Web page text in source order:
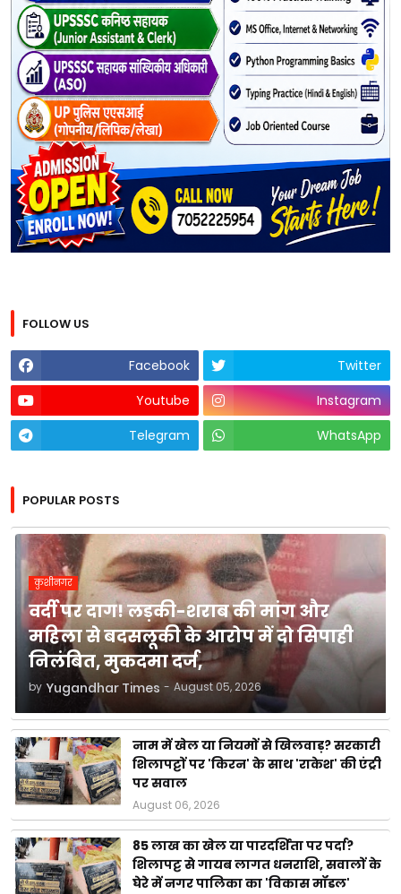
FOLLOW US
Facebook
Twitter
Youtube
Instagram
Telegram
WhatsApp
POPULAR POSTS
कुशीनगर
वर्दी पर दाग! लड़की-शराब की मांग और
महिला से बदसलूकी के आरोप में दो सिपाही
निलंबित, मुकदमा दर्ज,
by Yugandhar Times - August 05, 2026
नाम में खेल या नियमों से खिलवाड़? सरकारी
शिलापट्टों पर 'किरन' के साथ 'राकेश' की एंट्री
पर सवाल
August 06, 2026
85 लाख का खेल या पारदर्शिता पर पर्दा?
शिलापट्ट से गायब लागत धनराशि, सवालों के
घेरे में नगर पालिका का 'विकास मॉडल'